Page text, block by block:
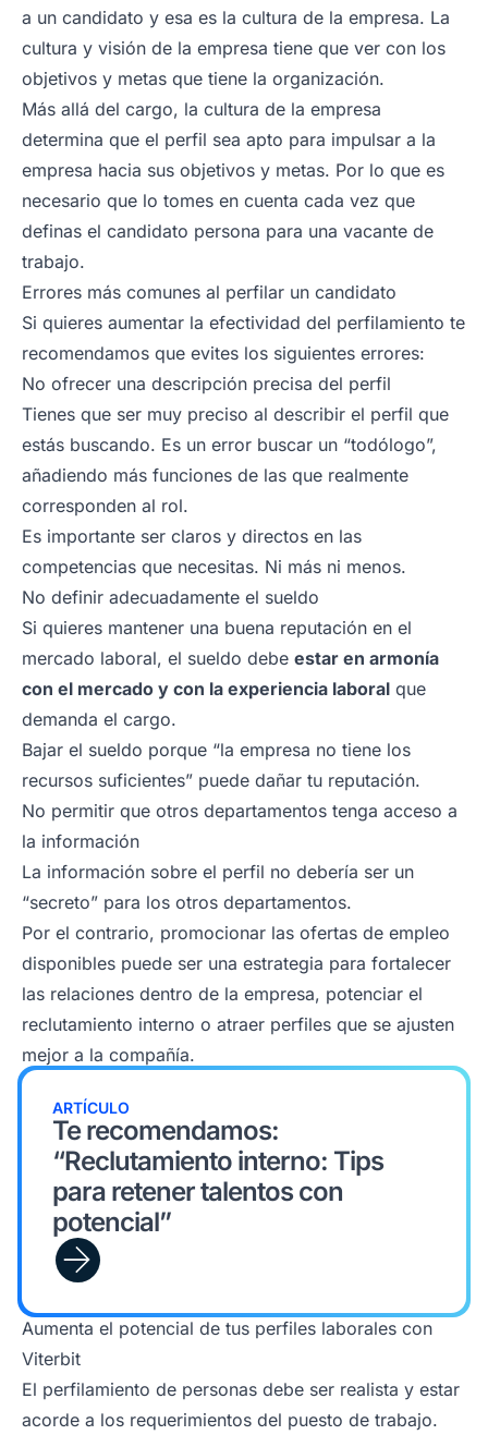
a un candidato y esa es la cultura de la empresa. La
cultura y visión de la empresa tiene que ver con los
objetivos y metas que tiene la organización.
Más allá del cargo, la cultura de la empresa
determina que el perfil sea apto para impulsar a la
empresa hacia sus objetivos y metas. Por lo que es
necesario que lo tomes en cuenta cada vez que
definas el candidato persona para una vacante de
trabajo.
Errores más comunes al perfilar un candidato
Si quieres aumentar la efectividad del perfilamiento te
recomendamos que evites los siguientes errores:
No ofrecer una descripción precisa del perfil
Tienes que ser muy preciso al describir el perfil que
estás buscando. Es un error buscar un “todólogo”,
añadiendo más funciones de las que realmente
corresponden al rol.
Es importante ser claros y directos en las
competencias que necesitas. Ni más ni menos.
No definir adecuadamente el sueldo
Si quieres mantener una buena reputación en el
mercado laboral, el sueldo debe estar en armonía
con el mercado y con la experiencia laboral que
demanda el cargo.
Bajar el sueldo porque “la empresa no tiene los
recursos suficientes” puede dañar tu reputación.
No permitir que otros departamentos tenga acceso a
la información
La información sobre el perfil no debería ser un
“secreto” para los otros departamentos.
Por el contrario, promocionar las ofertas de empleo
disponibles puede ser una estrategia para fortalecer
las relaciones dentro de la empresa, potenciar el
reclutamiento interno o atraer perfiles que se ajusten
mejor a la compañía.
ARTÍCULO
Te recomendamos:
“Reclutamiento interno: Tips
para retener talentos con
potencial”
Aumenta el potencial de tus perfiles laborales con
Viterbit
El perfilamiento de personas debe ser realista y estar
acorde a los requerimientos del puesto de trabajo.